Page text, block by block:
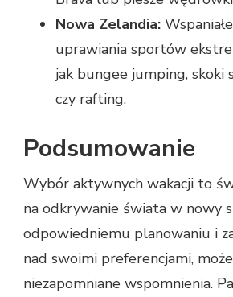
Nowa Zelandia:
uprawiania sportów
jak bungee jumping, skoki
czy rafting.
Podsumowanie
Wybór aktywnych wakacji to
na odkrywanie świata w nowy
odpowiedniemu planowaniu i
nad swoimi preferencjami,
niezapomniane wspomnienia.